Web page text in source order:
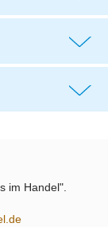
VW Passat Golf
im Handel".